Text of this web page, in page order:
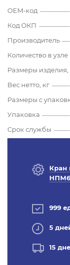
OEM-код
Код ОКП
Производитель
Количество в узле
Размеры
Вес нетто, кг
Размеры с
Упаковка
Срок службы
Кран
999
5
15